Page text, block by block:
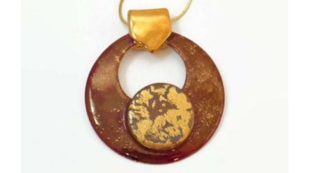
AJOUTER AU PANIER / DÉTAILS